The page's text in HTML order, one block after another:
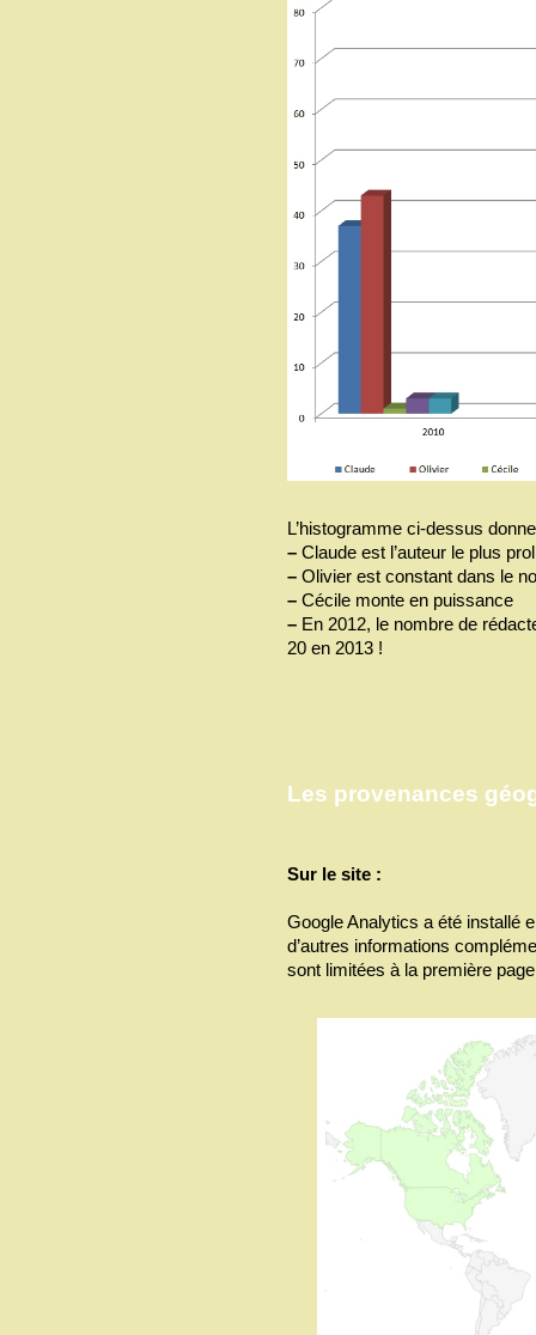
L’histogramme ci-dessus
– Claude est l’auteur le plus
– Olivier est constant dans le
– Cécile monte en puissance
– En 2012, le nombre de
20 en 2013 !
Les provenances
Sur le site :
Google Analytics a été installé
d’autres informations
sont limitées à la première